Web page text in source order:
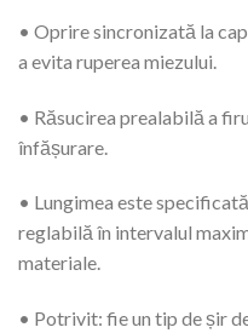
• Oprire sincronizată la
a evita ruperea miezului.
• Răsucirea prealabilă a
înfășurare.
• Lungimea este
reglabilă în intervalul
materiale.
• Potrivit: fie un tip de șir